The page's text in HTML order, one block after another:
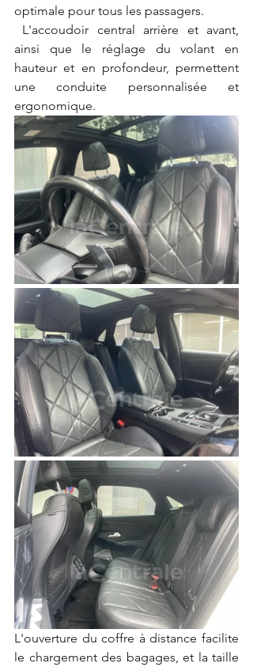
optimale pour tous les passagers.
ainsi que le réglage du volant en
hauteur et en profondeur, permettent
une conduite personnalisée et
ergonomique.
L'ouverture du coffre à distance facilite
le chargement des bagages, et la taille